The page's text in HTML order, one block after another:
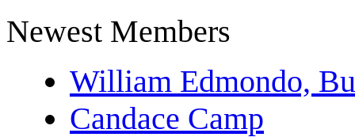
Newest Members
William Edmondo,
Candace Camp